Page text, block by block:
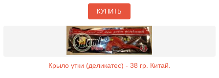
КУПИТЬ
Крыло утки (деликатес) - 38 гр. Китай.